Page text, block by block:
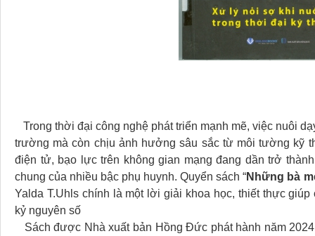
Trong thời đại công nghệ phát triển mạnh mẽ, việc nuôi
trường mà còn chịu ảnh hưởng sâu sắc từ môi tường kỹ
điện tử, bạo lực trên không gian mạng đang dần trở
chung của nhiều bậc phụ huynh. Quyển sách “Những bà
Yalda T.Uhls chính là một lời giải khoa học, thiết thực
kỷ nguyên số
Sách được Nhà xuất bản Hồng Đức phát hành năm